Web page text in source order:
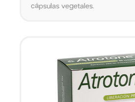
cápsulas vegetales.